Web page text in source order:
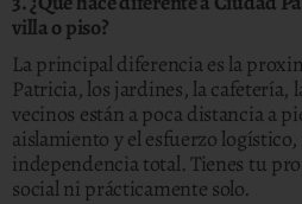
villa o piso?
La principal diferencia es la
Patricia, los jardines, la cafetería,
vecinos están a poca distancia a
aislamiento y el esfuerzo
independencia total. Tienes tu
social ni prácticamente solo.